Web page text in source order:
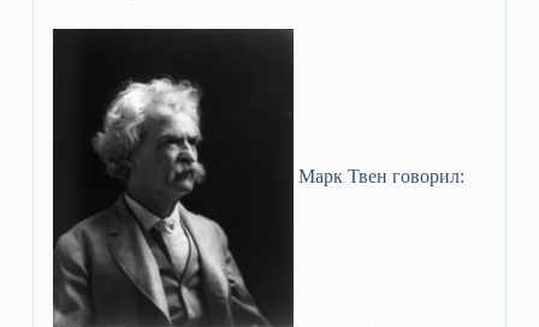
Марк Твен говорил: